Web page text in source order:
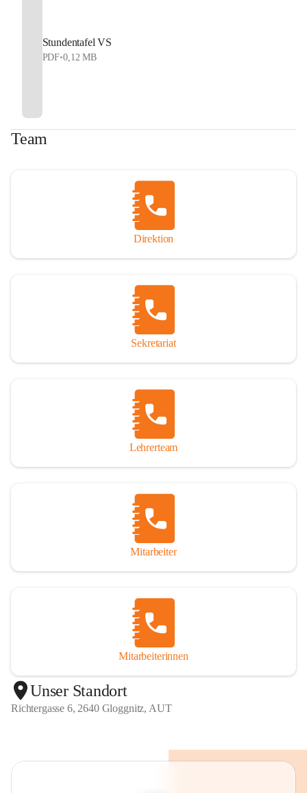
Stundentafel VS
PDF•0,12 MB
Team
Direktion
Sekretariat
Lehrerteam
Mitarbeiter
Mitarbeiterinnen
+1
Unser Standort
Richtergasse 6, 2640 Gloggnitz, AUT